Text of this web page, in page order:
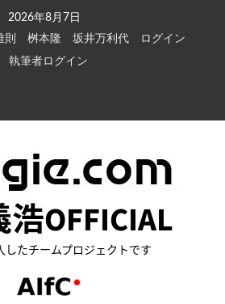
2026年8月7日
則 桝本隆 坂井万利代
ログイン
執筆者ログイン
OFFICIAL
したチームプロジェクトです